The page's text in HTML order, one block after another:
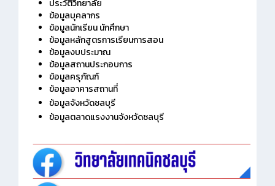
ประวัติวิทยาลัย
ข้อมูลบุคลากร
ข้อมูลนักเรียน นักศึกษา
ข้อมูลหลักสูตรการเรียนการสอน
ข้อมูลงบประมาณ
ข้อมูลสถานประกอบการ
ข้อมูลครุภัณฑ์
ข้อมูลอาคารสถานที่
ข้อมูลจังหวัดชลบุรี
ข้อมูลตลาดแรงงานจังหวัดชลบุรี